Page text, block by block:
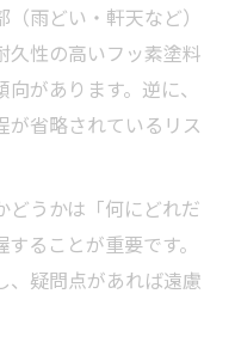
雨どい・軒天など）
久性の高いフッ素塗料
があります。逆に、
が省略されているリス
どうかは「何にどれだ
ることが重要です。
、疑問点があれば遠慮